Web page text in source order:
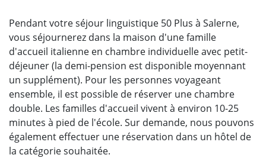
Pendant votre séjour linguistique 50 Plus à Salerne,
vous séjournerez dans la maison d'une famille
d'accueil italienne en chambre individuelle avec petit-
déjeuner (la demi-pension est disponible moyennant
un supplément). Pour les personnes voyageant
ensemble, il est possible de réserver une chambre
double. Les familles d'accueil vivent à environ 10-25
minutes à pied de l'école. Sur demande, nous pouvons
également effectuer une réservation dans un hôtel de
la catégorie souhaitée.